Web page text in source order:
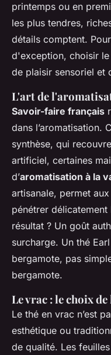
printemps ou en
les plus tendres,
détails comptent.
d'exception, choisir le
de plaisir sensoriel et
L'art de
Savoir-faire français
dans l’aromatisation.
synthèse, qui
artificiel, certaines
d’aromatisation à la
artisanale, permet
pénétrer
résultat ? Un goût
surcharge. Un thé
bergamote, pas
bergamote.
Le vrac : le choix
Le thé en vrac n’est
esthétique ou
de qualité. Les